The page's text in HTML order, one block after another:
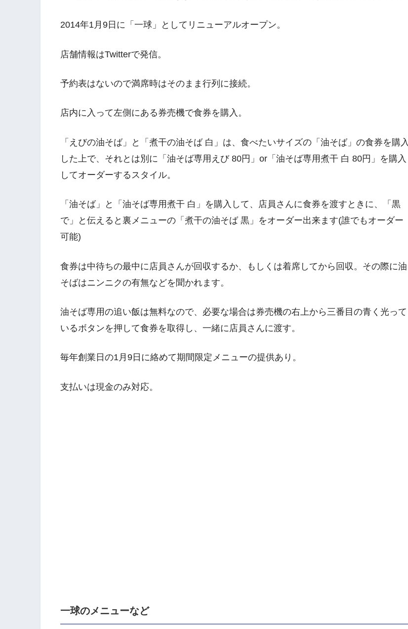
2014年1月9日に「一球」としてリニューアルオープン。
店舗情報はTwitterで発信。
予約表はないので満席時はそのまま行列に接続。
店内に入って左側にある券売機で食券を購入。
「えびの油そば」と「煮干の油そば 白」は、食べたいサイズの「油そば」の食券を購入
した上で、それとは別に「油そば専用えび 80円」or「油そば専用煮干 白 80円」を購入
してオーダーするスタイル。
「油そば」と「油そば専用煮干 白」を購入して、店員さんに食券を渡すときに、「黒
で」と伝えると裏メニューの「煮干の油そば 黒」をオーダー出来ます(誰でもオーダー
可能)
食券は中待ちの最中に店員さんが回収するか、もしくは着席してから回収。その際に油
そばはニンニクの有無などを聞かれます。
油そば専用の追い飯は無料なので、必要な場合は券売機の右上から三番目の青く光って
いるボタンを押して食券を取得し、一緒に店員さんに渡す。
毎年創業日の1月9日に絡めて期間限定メニューの提供あり。
支払いは現金のみ対応。
一球のメニューなど